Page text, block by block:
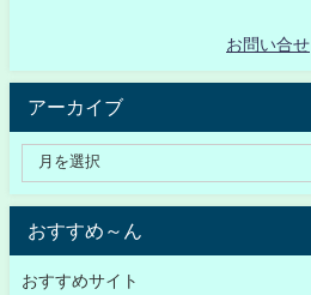
お問い合せ
アーカイブ
おすすめ～ん
おすすめサイト